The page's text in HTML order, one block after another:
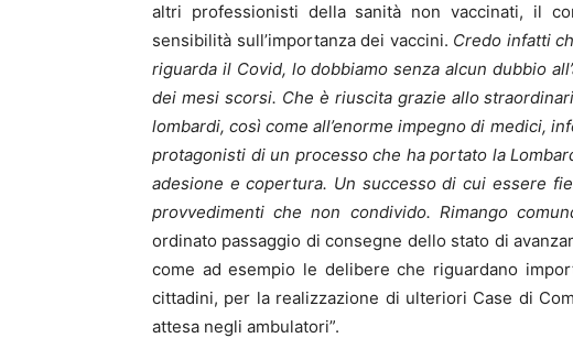
altri professionisti della sanità non vaccinati, il
sensibilità sull’importanza dei vaccini. Credo infatti
riguarda il Covid, lo dobbiamo senza alcun dubbio
dei mesi scorsi. Che è riuscita grazie allo
lombardi, così come all’enorme impegno di medici,
protagonisti di un processo che ha portato la
adesione e copertura. Un successo di cui essere
provvedimenti che non condivido. Rimango
ordinato passaggio di consegne dello stato di
come ad esempio le delibere che riguardano
cittadini, per la realizzazione di ulteriori Case di
attesa negli ambulatori”.